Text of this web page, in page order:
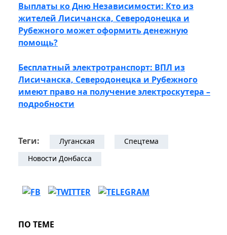
Выплаты ко Дню Независимости: Кто из
жителей Лисичанска, Северодонецка и
Рубежного может оформить денежную
помощь?
Бесплатный электротранспорт: ВПЛ из
Лисичанска, Северодонецка и Рубежного
имеют право на получение электроскутера –
подробности
Теги: Луганская
Спецтема
Новости Донбасса
ПО ТЕМЕ